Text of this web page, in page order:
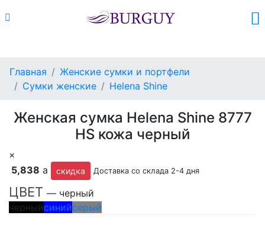
Главная
Женские сумки и портфели
Сумки женские
Helena Shine
Женская сумка Helena Shine 8777
HS кожа черный
×
5,838 a скидка Доставка со склада 2-4 дня
ЦВЕТ — черный
черныйсинийсерый